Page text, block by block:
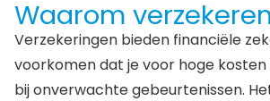
Waarom
Verzekeringen bieden financiële
voorkomen dat je voor hoge
bij onverwachte gebeurtenissen.